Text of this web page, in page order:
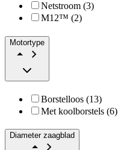
Netstroom (3)
M12™ (2)
Motortype
Borstelloos (13)
Met koolborstels (6)
Diameter zaagblad